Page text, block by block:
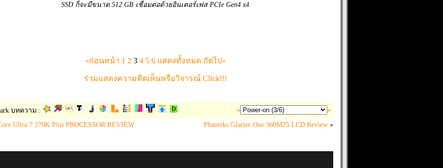
SSD ก็จะมีขนาด 512 GB เชื่อมต่อด้วยอินเตอร์เฟส PCIe Gen4 x4
«ก่อนหน้า 1 2 3 4 5 6แสดงทั้งหมด ถัดไป»
ร่วมแสดงความคิดเห็นหรือวิจารณ์ Click!!!
บทความ : «
»
Ultra 7 270K Plus PROCESSOR REVIEW Phanteks Glacier One 360M25 LCD Review »